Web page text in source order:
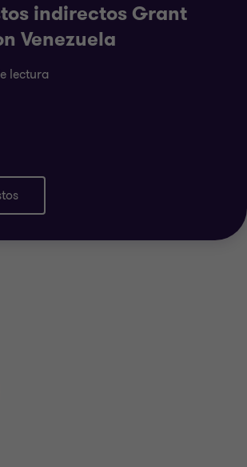
indirectos Grant
Venezuela
lectura